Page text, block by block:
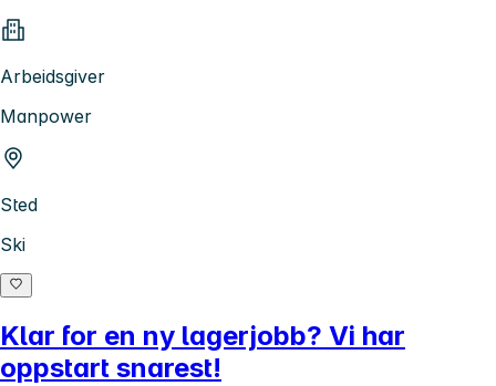
Arbeidsgiver
Manpower
Sted
Ski
Klar for en ny lagerjobb? Vi har
oppstart snarest!